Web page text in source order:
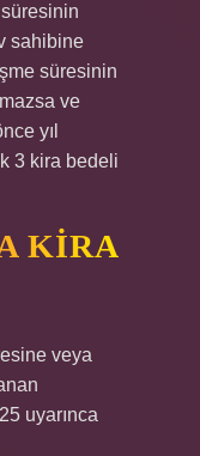
sahibine
süresinin
ve
yıl
3 kira bedeli
KIRA
veya
uyarınca